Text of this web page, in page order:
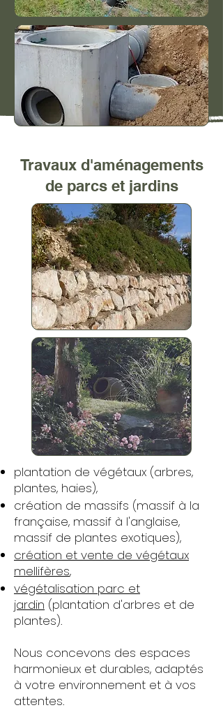
Travaux d'aménagements
de parcs et jardins
plantation de végétaux (arbres,
plantes, haies),
création de massifs (massif à la
française, massif à l'anglaise,
massif de plantes exotiques),
création et vente de végétaux
mellifères,
végétalisation parc et
jardin (plantation d'arbres et de
plantes).
Nous concevons des espaces
harmonieux et durables, adaptés
à votre environnement et à vos
attentes.